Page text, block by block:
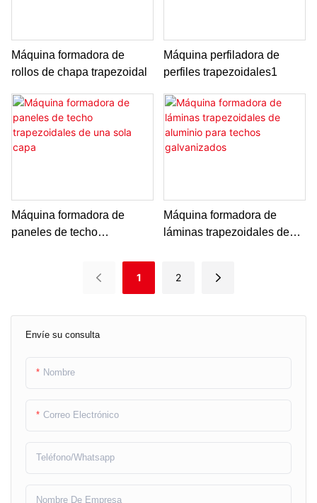
Envíe su consulta
Nombre
Correo Electrónico
Teléfono/whatsapp
Nombre De Empresa
Máquina formadora de
rollos de chapa trapezoidal
Máquina perfiladora de
perfiles trapezoidales1
Máquina formadora de
paneles de techo
Máquina formadora de
láminas trapezoidales de
1
2